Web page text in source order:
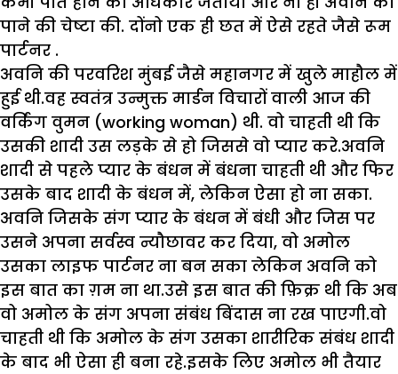
पाने की चेष्टा की. दोंनो एक ही छत में ऐसे रहते जैसे रूम
पार्टनर .
अवनि की परवरिश मुंबई जैसे महानगर में खुले माहौल में
हुई थी.वह स्वतंत्र उन्मुक्त मार्डन विचारों वाली आज की
वर्किंग वुमन (working woman) थी. वो चाहती थी कि
उसकी शादी उस लड़के से हो जिससे वो प्यार करे.अवनि
शादी से पहले प्यार के बंधन में बंधना चाहती थी और फिर
उसके बाद शादी के बंधन में, लेकिन ऐसा हो ना सका.
अवनि जिसके संग प्यार के बंधन में बंधी और जिस पर
उसने अपना सर्वस्व न्यौछावर कर दिया, वो अमोल
उसका लाइफ पार्टनर ना बन सका लेकिन अवनि को
इस बात का ग़म ना था.उसे इस बात की फ़िक्र थी कि अब
वो अमोल के संग अपना संबंध बिंदास ना रख पाएगी.वो
चाहती थी कि अमोल के संग उसका शारीरिक संबंध शादी
के बाद भी ऐसा ही बना रहे.इसके लिए अमोल भी तैयार